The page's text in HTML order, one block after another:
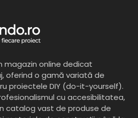
magazin online dedicat
oferind o gamă variată de
proiectele DIY (do-it-yourself).
cu accesibilitatea,
catalog vast de produse de